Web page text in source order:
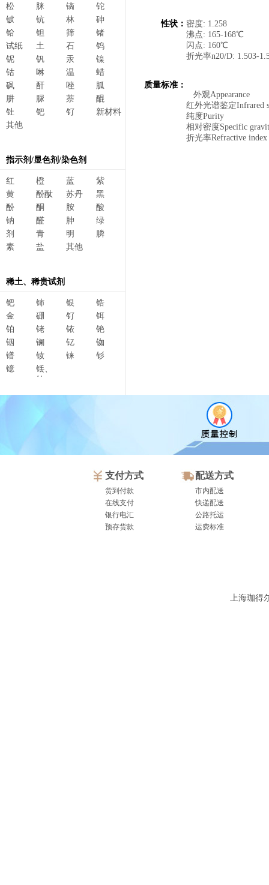
松
脒 镝
铊
铍
钪 林
砷
铪
钽 筛
锗
试纸
土 石
钨
铌
钒 汞
镍
钴
啉 温
蜡
砜
酐 唑
胍
肼
脲 萘
醌
钍
钯 钌
新材料
其他
指示剂/显色剂/染色剂
红 橙 蓝
紫
黄
酚酞 苏丹
黑
酚
酮 胺
酸
钠
醛 胂
绿
剂
青 明
膦
素
盐 其他
稀土、稀贵试剂
钯 铈 银
锆
金
硼 钌
铒
铂
铑 铱
铯
铟
镧 钇
铷
镨
钕 铼
钐
镱
铥、
钆、
性状： 密度: 1.258
沸点: 165-168℃
闪点: 160℃
折光率n20/D: 1.503-
质量标准：
外观
红外光谱鉴定
纯度Purity
相对密度Specific
折光率Refractive
支付方式
货到付款
在线支付
银行电汇
预存货款
配送方式
市内配送
快递配送
公路托运
运费标准
上海珈得